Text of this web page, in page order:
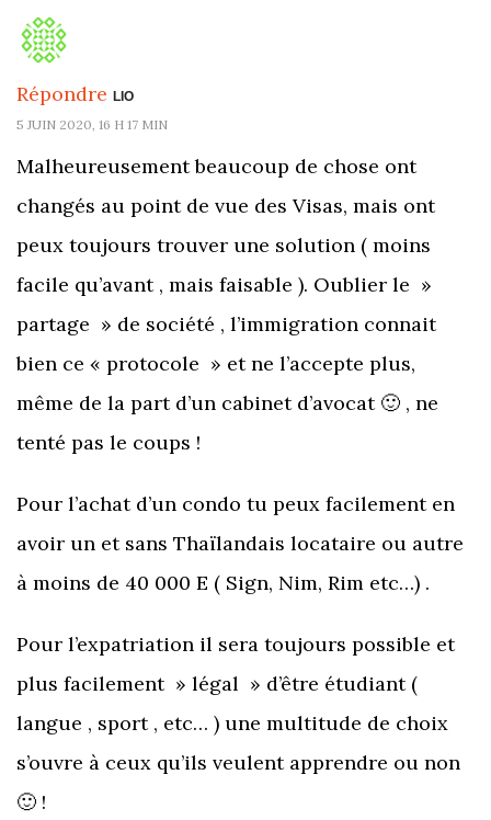
Répondre LIO
5 JUIN 2020, 16 H 17 MIN
Malheureusement beaucoup de chose ont
changés au point de vue des Visas, mais ont
peux toujours trouver une solution ( moins
facile qu’avant , mais faisable ). Oublier le »
partage » de société , l’immigration connait
bien ce « protocole » et ne l’accepte plus,
même de la part d’un cabinet d’avocat 🙂 , ne
tenté pas le coups !
Pour l’achat d’un condo tu peux facilement en
avoir un et sans Thaïlandais locataire ou autre
à moins de 40 000 E ( Sign, Nim, Rim etc…) .
Pour l’expatriation il sera toujours possible et
plus facilement » légal » d’être étudiant (
langue , sport , etc… ) une multitude de choix
s’ouvre à ceux qu’ils veulent apprendre ou non
🙂 !